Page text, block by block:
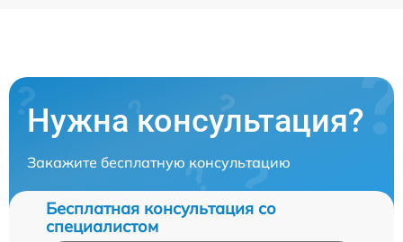
Нужна консультация?
Закажите бесплатную консультацию
Бесплатная консультация со
специалистом